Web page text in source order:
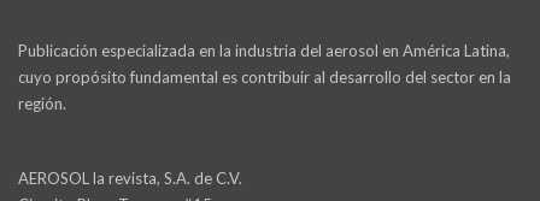
Publicación especializada en la industria del aerosol en América Latina,
cuyo propósito fundamental es contribuir al desarrollo del sector en la
región.
AEROSOL la revista, S.A. de C.V.